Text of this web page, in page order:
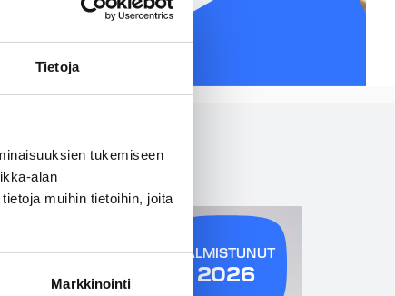
Tietoja
tukemiseen
alan
muihin tietoihin, joita
Markkinointi
VALMISTUNUT
2026